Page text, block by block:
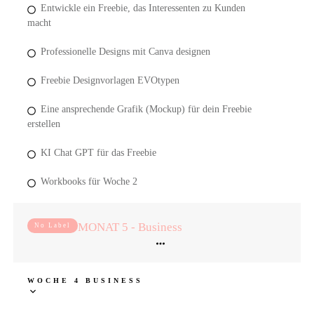
Entwickle ein Freebie, das Interessenten zu Kunden
macht
Professionelle Designs mit Canva designen
Freebie Designvorlagen EVOtypen
Eine ansprechende Grafik (Mockup) für dein Freebie
erstellen
KI Chat GPT für das Freebie
Workbooks für Woche 2
No Label MONAT 5 - Business
WOCHE 4 BUSINESS